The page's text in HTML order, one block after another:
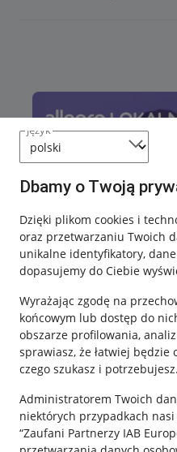
język
Dbamy o Twoją
Dzięki plikom cookies i
oraz przetwarzaniu Twoich
unikalne identyfikatory,
dopasujemy do Ciebie
Wyrażając zgodę na
końcowym lub dostęp do
obszarze profilowania,
sprawiasz, że łatwiej będzie
czego szukasz i potrzebujesz.
Administratorem Twoich
niektórych przypadkach
“Zaufani Partnerzy IAB
Przydatne informacje
Jak to działa
Napisz do nas